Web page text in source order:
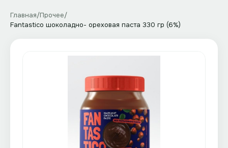
Главная/Прочее/
Fantastico шоколадно- ореховая паста 330 гр (6%)